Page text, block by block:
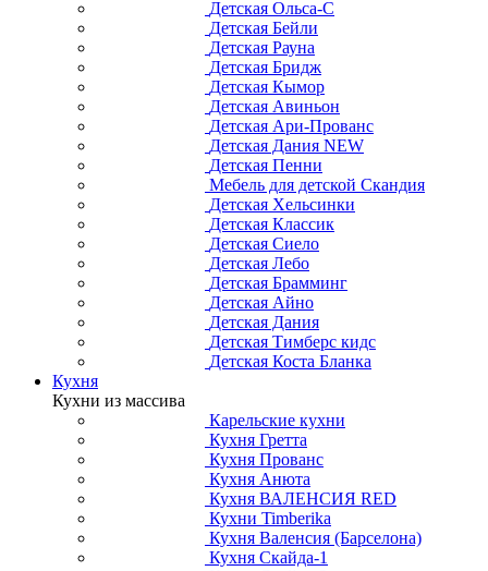
Детская Ольса-С
Детская Бейли
Детская Рауна
Детская Бридж
Детская Кымор
Детская Авиньон
Детская Ари-Прованс
Детская Дания NEW
Детская Пенни
Мебель для детской Скандия
Детская Хельсинки
Детская Классик
Детская Сиело
Детская Лебо
Детская Брамминг
Детская Айно
Детская Дания
Детская Тимберс кидс
Детская Коста Бланка
Кухня
Кухни из массива
Карельские кухни
Кухня Гретта
Кухня Прованс
Кухня Анюта
Кухня ВАЛЕНСИЯ RED
Кухни Timberika
Кухня Валенсия (Барселона)
Кухня Скайда-1